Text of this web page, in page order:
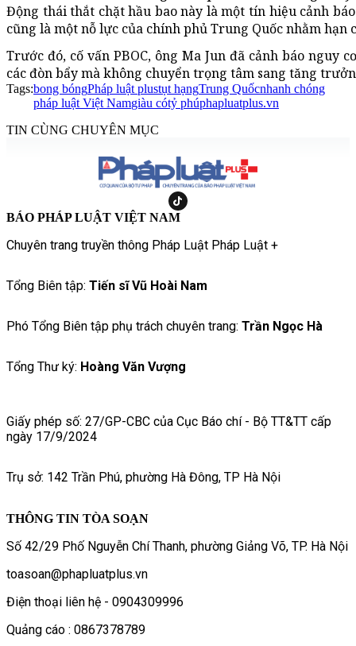
Động thái thắt chặt hầu bao này là một tín hiệu cảnh
cũng là một nỗ lực của chính phủ Trung Quốc nhằm hạn
Trước đó, cố vấn PBOC, ông Ma Jun đã cảnh báo
các đòn bẩy mà không chuyển trọng tâm sang tăng
Tags:bong bóngPháp luật plustụt hạngTrung Quốcnhanh chóng
pháp luật Việt Namgiàu cótỷ phúphapluatplus.vn
TIN CÙNG CHUYÊN MỤC
BÁO PHÁP LUẬT VIỆT NAM
Chuyên trang truyền thông Pháp Luật Pháp Luật +
Tổng Biên tập: Tiến sĩ Vũ Hoài Nam
Phó Tổng Biên tập phụ trách chuyên trang: Trần Ngọc Hà
Tổng Thư ký: Hoàng Văn Vượng
Giấy phép số: 27/GP-CBC của Cục Báo chí - Bộ TT&TT cấp
ngày 17/9/2024
Trụ sở: 142 Trần Phú, phường Hà Đông, TP Hà Nội
THÔNG TIN TÒA SOẠN
Số 42/29 Phố Nguyễn Chí Thanh, phường Giảng Võ, TP. Hà Nội
toasoan@phapluatplus.vn
Điện thoại liên hệ - 0904309996
Quảng cáo : 0867378789